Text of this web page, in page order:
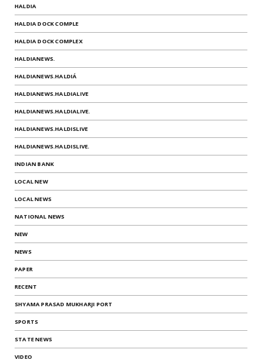
HALDIA
HALDIA DOCK COMPLE
HALDIA DOCK COMPLEX
HALDIANEWS.
HALDIANEWS.HALDIÁ
HALDIANEWS.HALDIALIVE
HALDIANEWS.HALDIALIVE.
HALDIANEWS.HALDISLIVE
HALDIANEWS.HALDISLIVE.
INDIAN BANK
LOCAL NEW
LOCAL NEWS
NATIONAL NEWS
NEW
NEWS
PAPER
RECENT
SHYAMA PRASAD MUKHARJI PORT
SPORTS
STATE NEWS
VIDEO